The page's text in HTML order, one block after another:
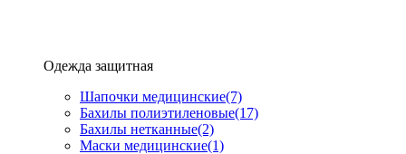
Одежда защитная
Шапочки медицинские(7)
Бахилы полиэтиленовые(17)
Бахилы нетканные(2)
Маски медицинские(1)